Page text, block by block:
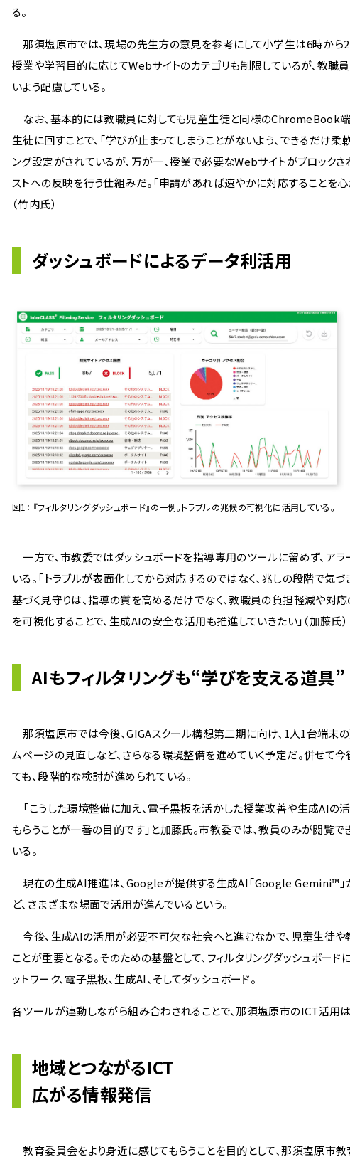
る。
那須塩原市では、現場の先生方の意見を参考にして小学生は6時から
授業や学習目的に応じてWebサイトのカテゴリも制限しているが、教
いよう配慮している。
なお、基本的には教職員に対しても児童生徒と同様のChromeBook
生徒に回すことで、「学びが止まってしまうことがないよう、できるだけ
ング設定がされているが、万が一、授業で必要なWebサイトがブロック
ストへの反映を行う仕組みだ。「申請があれば速やかに対応することを
（竹内氏）
ダッシュボードによるデータ利活用
図1： 『フィルタリングダッシュボード』の一例。トラブルの兆候の可視化に活用している。
一方で、市教委ではダッシュボードを指導専用のツールに留めず、ア
いる。「トラブルが表面化してから対応するのではなく、兆しの段階で気
基づく見守りは、指導の質を高めるだけでなく、教職員の負担軽減や対
を可視化することで、生成AIの安全な活用も推進していきたい」（加藤氏
AIもフィルタリングも“学びを支える道具”
那須塩原市では今後、GIGAスクール構想第二期に向け、1人1台端末の
ムページの見直しなど、さらなる環境整備を進めていく予定だ。併せて
ても、段階的な検討が進められている。
「こうした環境整備に加え、電子黒板を活かした授業改善や生成AIの
もらうことが一番の目的です」と加藤氏。市教委では、教員のみが閲覧
いる。
現在の生成AI推進は、Googleが提供する生成AI「Google Gemini™」
ど、さまざまな場面で活用が進んでいるという。
今後、生成AIの活用が必要不可欠な社会へと進むなかで、児童生徒や
ことが重要となる。そのための基盤として、フィルタリングダッシュボー
ットワーク、電子黒板、生成AI、そしてダッシュボード。
各ツールが連動しながら組み合わされることで、那須塩原市のICT活用は
地域とつながるICT
広がる情報発信
教育委員会をより身近に感じてもらうことを目的として、那須塩原